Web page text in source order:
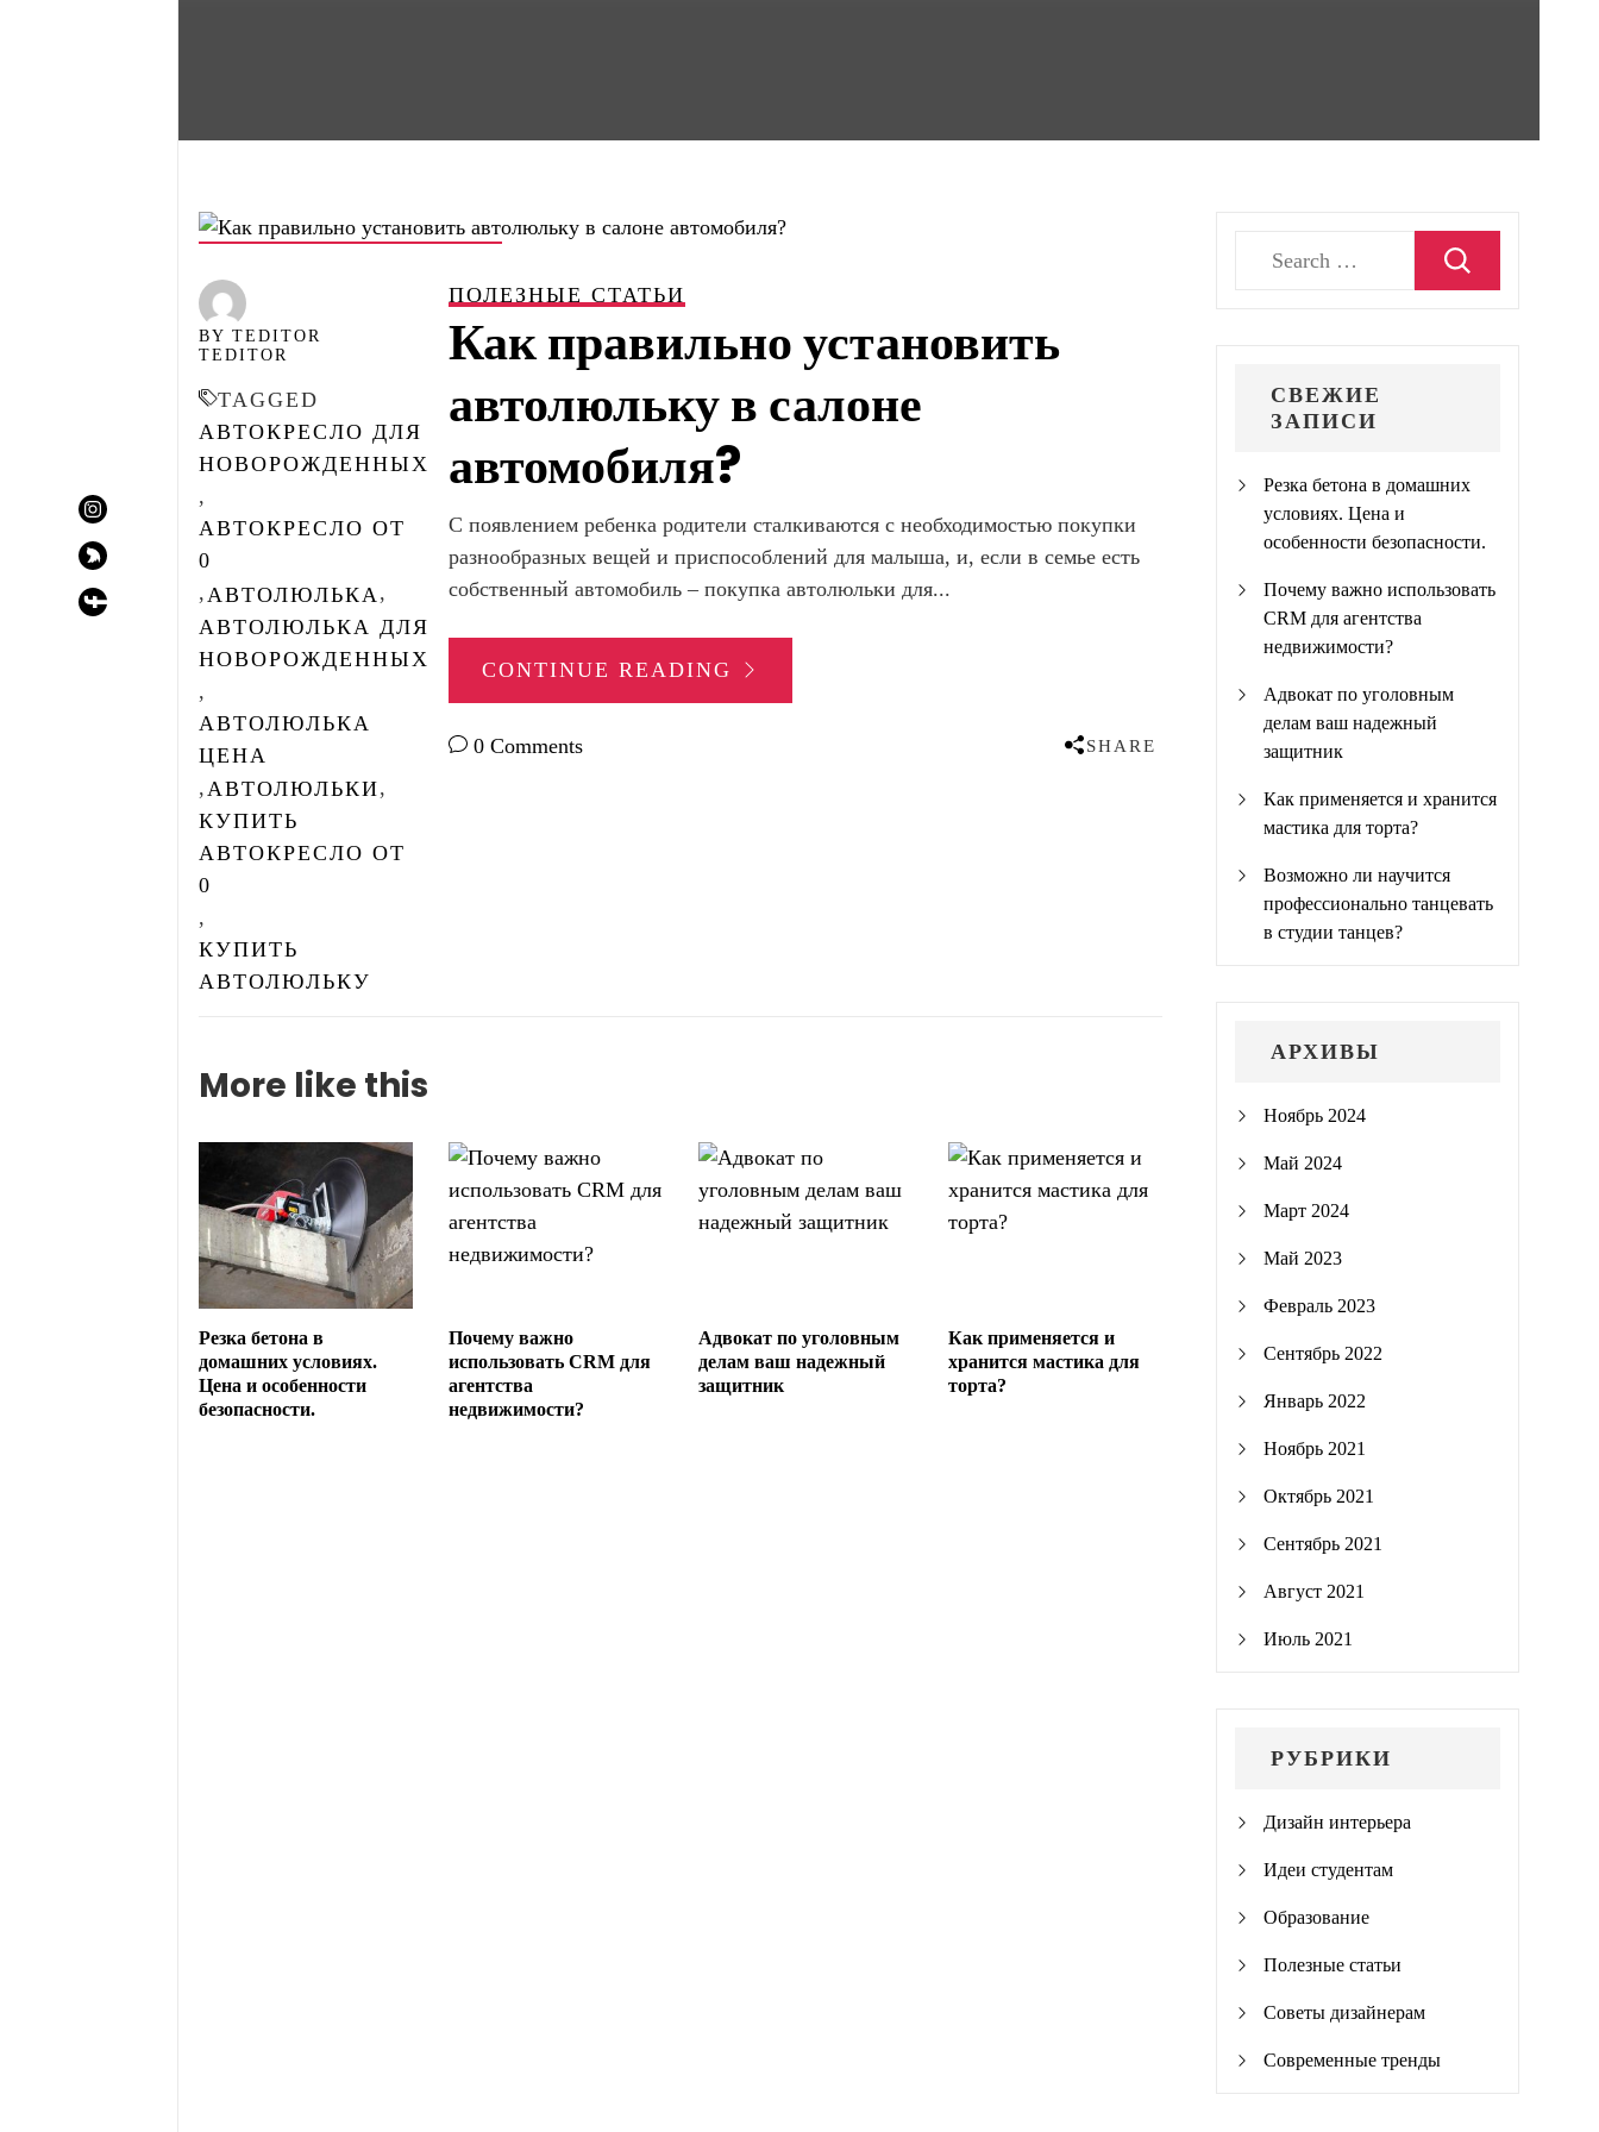
BY TEDITOR
TEDITOR
TAGGED
АВТОКРЕСЛО ДЛЯ
НОВОРОЖДЕННЫХ
,
АВТОКРЕСЛО ОТ
0
, АВТОЛЮЛЬКА ,
АВТОЛЮЛЬКА ДЛЯ
НОВОРОЖДЕННЫХ
,
АВТОЛЮЛЬКА
ЦЕНА
, АВТОЛЮЛЬКИ,
КУПИТЬ
АВТОКРЕСЛО ОТ
0
,
КУПИТЬ
АВТОЛЮЛЬКУ
ПОЛЕЗНЫЕ СТАТЬИ
Как правильно установить
автолюльку в салоне
автомобиля?
С появлением ребенка родители сталкиваются с необходимостью покупки
разнообразных вещей и приспособлений для малыша, и, если в семье есть
собственный автомобиль – покупка автолюльки для...
CONTINUE READING
0 Comments SHARE
More like this
Резка бетона в
домашних условиях.
Цена и особенности
безопасности.
Почему важно
использовать CRM для
агентства
недвижимости?
Адвокат по уголовным
делам ваш надежный
защитник
Как применяется и
хранится мастика для
торта?
СВЕЖИЕ
ЗАПИСИ
Резка бетона в домашних
условиях. Цена и
особенности безопасности.
Почему важно использовать
CRM для агентства
недвижимости?
Адвокат по уголовным
делам ваш надежный
защитник
Как применяется и хранится
мастика для торта?
Возможно ли научится
профессионально танцевать
в студии танцев?
АРХИВЫ
Ноябрь 2024
Май 2024
Март 2024
Май 2023
Февраль 2023
Сентябрь 2022
Январь 2022
Ноябрь 2021
Октябрь 2021
Сентябрь 2021
Август 2021
Июль 2021
РУБРИКИ
Дизайн интерьера
Идеи студентам
Образование
Полезные статьи
Советы дизайнерам
Современные тренды